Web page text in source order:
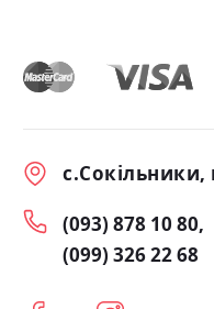
с.Сокільники,
(093) 878 10 80
(099) 326 22 68